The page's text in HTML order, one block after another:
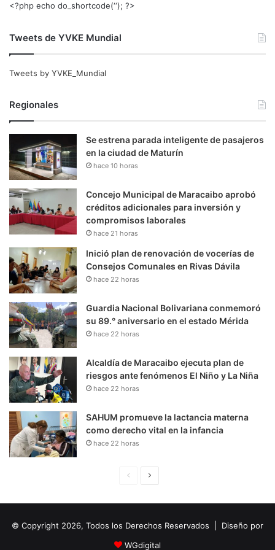
<?php echo do_shortcode(‘‘); ?>
Tweets de YVKE Mundial
Tweets by YVKE_Mundial
Regionales
Se estrena parada inteligente de pasajeros
en la ciudad de Maturín
hace 10 horas
Concejo Municipal de Maracaibo aprobó
créditos adicionales para inversión y
compromisos laborales
hace 21 horas
Inició plan de renovación de vocerías de
Consejos Comunales en Rivas Dávila
hace 22 horas
Guardia Nacional Bolivariana conmemoró
su 89.° aniversario en el estado Mérida
hace 22 horas
Alcaldía de Maracaibo ejecuta plan de
riesgos ante fenómenos El Niño y La Niña
hace 22 horas
SAHUM promueve la lactancia materna
como derecho vital en la infancia
hace 22 horas
i
n
u
i
© Copyright 2026, Todos los Derechos Reservados | Diseño por
WGdigital